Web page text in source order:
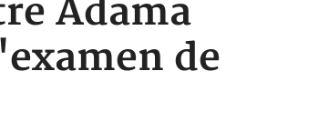
Adama
de